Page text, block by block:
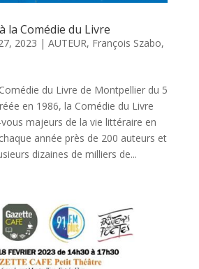
la Comédie du Livre
2023 | AUTEUR, François Szabo,
du Livre de Montpellier du 5
en 1986, la Comédie du Livre
majeurs de la vie littéraire en
année près de 200 auteurs et
dizaines de milliers de...